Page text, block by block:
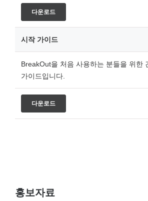
다운로드
시작 가이드
BreakOut을 처음 사용하는 분들을 위한
가이드입니다.
다운로드
홍보자료